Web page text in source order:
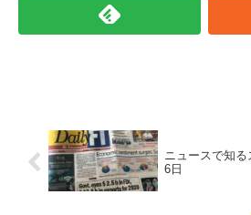
ニュースで知る
6日